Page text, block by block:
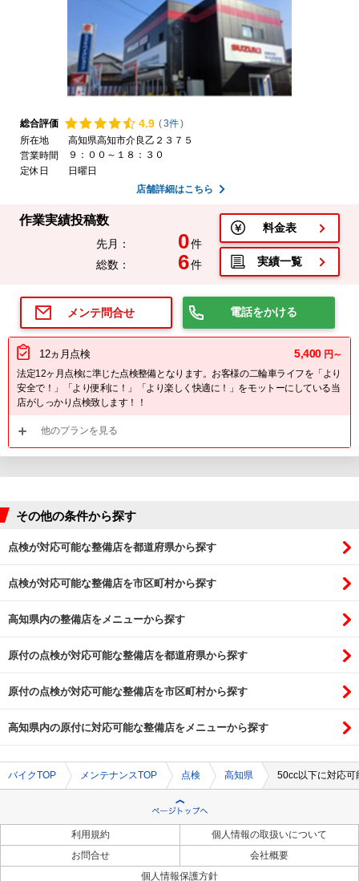
総合評価 4.9 (3件)
所在地
高知県高知市介良乙２３７５
営業時間
９：００～１８：３０
定休日
日曜日
店舗詳細はこちら
作業実績投稿数
先月： 0件
総数：
6件
料金表
実績一覧
メンテ問合せ 電話をかける
12ヵ月点検 5,400 円～
法定12ヶ月点検に準じた点検整備となります。お客様の二輪車ライフを「より
安全で！」「より便利に！」「より楽しく快適に！」をモットーにしている当
店がしっかり点検致します！！
他のプランを見る
その他の条件から探す
点検が対応可能な整備店を都道府県から探す
点検が対応可能な整備店を市区町村から探す
高知県内の整備店をメニューから探す
原付の点検が対応可能な整備店を都道府県から探す
原付の点検が対応可能な整備店を市区町村から探す
高知県内の原付に対応可能な整備店をメニューから探す
バイクTOP メンテナンスTOP 点検 高知県 50cc以下に対応可
利用規約
個人情報の取扱いについて
お問合せ
会社概要
個人情報保護方針